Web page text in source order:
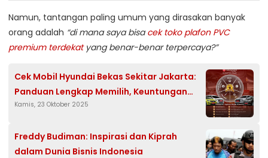
Namun, tantangan paling umum yang dirasakan banyak
orang adalah “di mana saya bisacek toko plafon PVC
premium terdekatyang benar-benar terpercaya?”
Cek Mobil Hyundai Bekas Sekitar Jakarta:
Panduan Lengkap Memilih, Keuntungan
Beli, dan Jual Mudah di belanjamobil.co.id
Kamis, 23 Oktober 2025
Freddy Budiman: Inspirasi dan Kiprah
dalam Dunia Bisnis Indonesia